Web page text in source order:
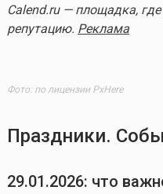
Calend.ru — площадка,
репутацию. Реклама
Фото: по лицензии PxHere
Праздники.
29.01.2026: что